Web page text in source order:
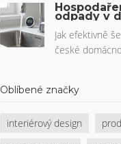
projektu
odpady v
Udržitelnost
Jak efektivně
české
Oblíbené značky
interiérový design